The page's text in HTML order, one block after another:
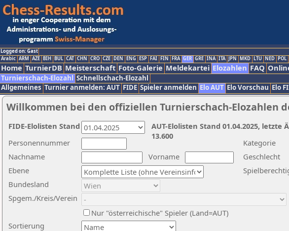
Logged on: Gast
Arabic ARM AZE BIH BUL CAT CHN CRO CZE DEN ENG ESP FAI FIN FRA GER GRE INA ITA JPN MKD LTU NED POL
Home TurnierDB Meisterschaft Foto-Galerie Meldekartei Elozahlen FAQ
Turnierschach-Elozahl Schnellschach-Elozahl
Allgemeines Turnier anmelden: AUT FIDE Spieler anmelden Elo AUT Elo Vorschau Elo
Willkommen bei den offiziellen Turnierschach-Elozahlen
Nachname
Vorname
Ebene
Kategorie
Sortierung
Personennummer
Bundesland
Spgem./Kreis/Verein
Geschlecht
Nur "österreichische" Spieler (Land=AUT)
AUT-Elolisten Stand 01.04.2025,
13.600
FIDE-Elolisten Stand